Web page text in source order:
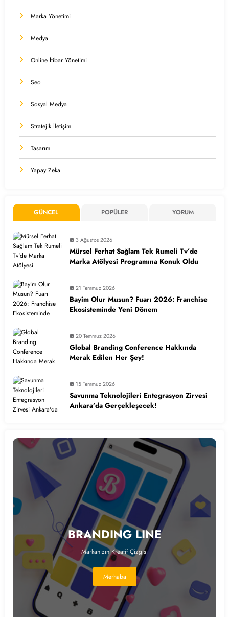
Marka Yönetimi
Medya
Online İtibar Yönetimi
Seo
Sosyal Medya
Stratejik İletişim
Tasarım
Yapay Zeka
GÜNCEL POPÜLER YORUM
3 Ağustos 2026
Mürsel Ferhat Sağlam Tek Rumeli Tv’de
Marka Atölyesi Programına Konuk Oldu
21 Temmuz 2026
Bayim Olur Musun? Fuarı 2026: Franchise
Ekosisteminde Yeni Dönem
20 Temmuz 2026
Global Branding Conference Hakkında
Merak Edilen Her Şey!
15 Temmuz 2026
Savunma Teknolojileri Entegrasyon Zirvesi
Ankara’da Gerçekleşecek!
BRANDING LINE
Markanızın Kreatif Çizgisi
Merhaba